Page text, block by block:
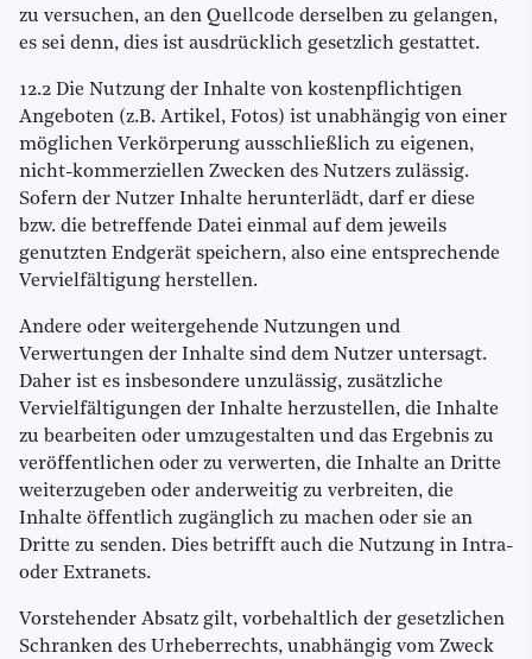
zu versuchen, an den Quellcode derselben zu gelangen,
es sei denn, dies ist ausdrücklich gesetzlich gestattet.
12.2 Die Nutzung der Inhalte von kostenpflichtigen
Angeboten (z.B. Artikel, Fotos) ist unabhängig von einer
möglichen Verkörperung ausschließlich zu eigenen,
nicht-kommerziellen Zwecken des Nutzers zulässig.
Sofern der Nutzer Inhalte herunterlädt, darf er diese
bzw. die betreffende Datei einmal auf dem jeweils
genutzten Endgerät speichern, also eine entsprechende
Vervielfältigung herstellen.
Andere oder weitergehende Nutzungen und
Verwertungen der Inhalte sind dem Nutzer untersagt.
Daher ist es insbesondere unzulässig, zusätzliche
Vervielfältigungen der Inhalte herzustellen, die Inhalte
zu bearbeiten oder umzugestalten und das Ergebnis zu
veröffentlichen oder zu verwerten, die Inhalte an Dritte
weiterzugeben oder anderweitig zu verbreiten, die
Inhalte öffentlich zugänglich zu machen oder sie an
Dritte zu senden. Dies betrifft auch die Nutzung in Intra-
oder Extranets.
Vorstehender Absatz gilt, vorbehaltlich der gesetzlichen
Schranken des Urheberrechts, unabhängig vom Zweck